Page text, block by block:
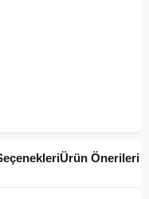
Ürün Önerileri